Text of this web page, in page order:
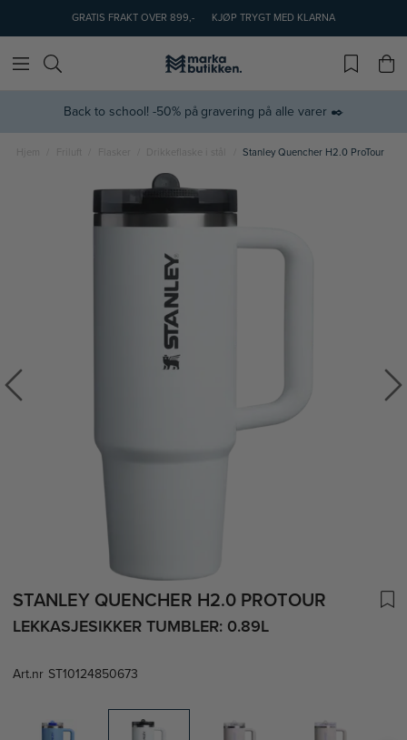
GRATIS FRAKT OVER 899,- KJØP TRYGT MED KLARNA
Back to school! -50% på gravering på alle varer ✒️
Hjem Friluft Flasker Drikkeflaske i stål Stanley Quencher H2.0 ProTour
STANLEY QUENCHER H2.0 PROTOUR
LEKKASJESIKKER TUMBLER: 0.89L
Art.nr ST10124850673